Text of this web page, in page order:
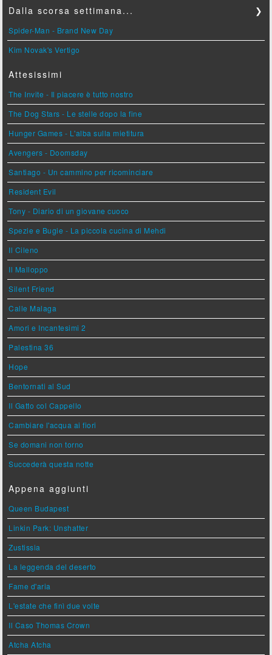
Dalla scorsa settimana... ❯
Spider-Man - Brand New Day
Kim Novak's Vertigo
Attesissimi
The Invite - Il piacere è tutto nostro
The Dog Stars - Le stelle dopo la fine
Hunger Games - L'alba sulla mietitura
Avengers - Doomsday
Santiago - Un cammino per ricominciare
Resident Evil
Tony - Diario di un giovane cuoco
Spezie e Bugie - La piccola cucina di Mehdi
Il Cileno
Il Malloppo
Silent Friend
Calle Malaga
Amori e Incantesimi 2
Palestina 36
Hope
Bentornati al Sud
Il Gatto col Cappello
Cambiare l'acqua ai fiori
Se domani non torno
Succederà questa notte
Appena aggiunti
Queen Budapest
Linkin Park: Unshatter
Zustissia
La leggenda del deserto
Fame d'aria
L'estate che finì due volte
Il Caso Thomas Crown
Atcha Atcha